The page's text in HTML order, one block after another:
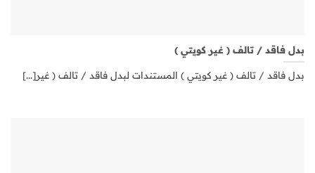
بدل فاقد / تالف ( غير كويتي )
بدل فاقد / تالف ( غير كويتي ) المستندات لبدل فاقد / تالف ( غير[...]